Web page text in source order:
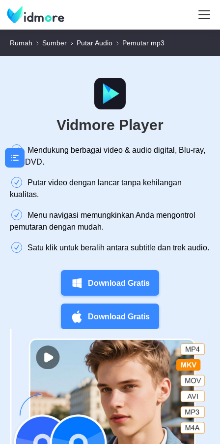
Rumah Sumber Putar Audio Pemutar mp3
Vidmore Player
Mendukung berbagai video & audio digital, Blu-ray,
dan DVD.
Putar video dengan lancar tanpa kehilangan
kualitas.
Menu navigasi memungkinkan Anda mengontrol
pemutaran dengan mudah.
Satu klik untuk beralih antara subtitle dan trek audio.
Download Gratis
Download Gratis